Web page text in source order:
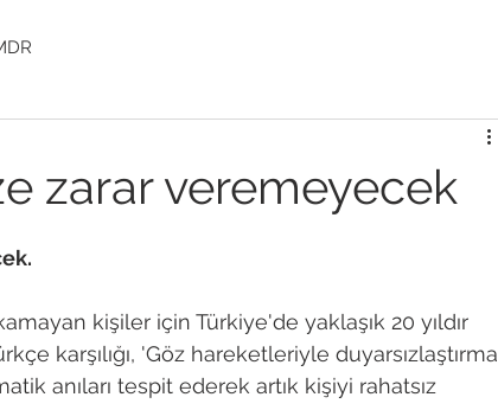
zarar veremeyecek
kişiler için Türkiye'de yaklaşık 20 yıldır
karşılığı, 'Göz hareketleriyle duyarsızlaştırma
anıları tespit ederek artık kişiyi rahatsız